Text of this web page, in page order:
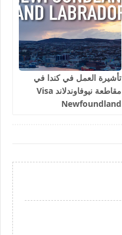
تأشيرة العمل في كندا في
مقاطعة نيوفاوندلاند Visa
Newfoundland